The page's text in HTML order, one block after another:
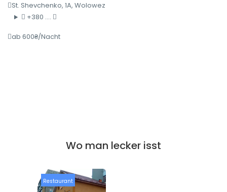
St. Shevchenko, 1A, Wolowez
+380 ....
ab 600₴/Nacht
Wo man lecker isst
Restaurant